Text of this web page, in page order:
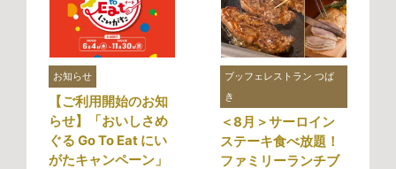
お知らせ
【ご利用開始のお知
らせ】「おいしさめ
ぐる Go To Eat にい
がたキャンペーン」
ブッフェレストラン つば
き
＜8月＞サーロイン
ステーキ食べ放題！
ファミリーランチブ